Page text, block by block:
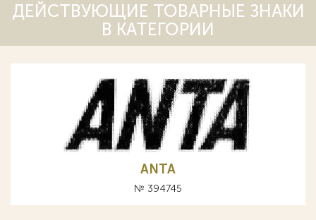
ДЕЙСТВУЮЩИЕ ТОВАРНЫЕ ЗНАКИ
В КАТЕГОРИИ
ANTA
№ 394745